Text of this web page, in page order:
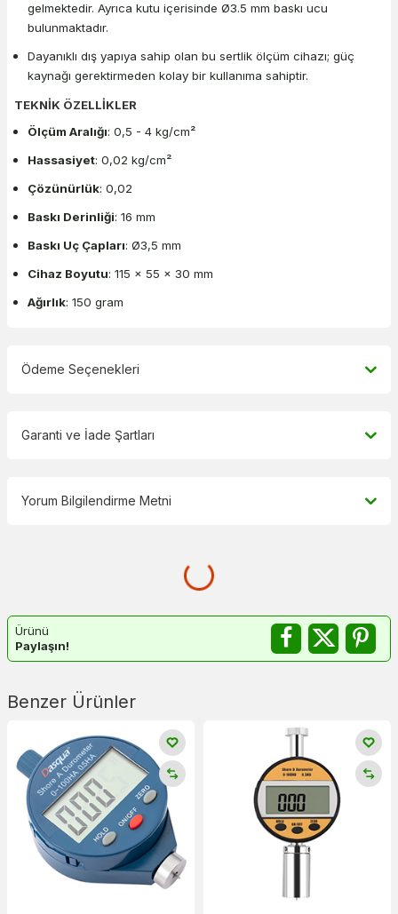
gelmektedir. Ayrıca kutu içerisinde Ø3.5 mm baskı ucu
bulunmaktadır.
Dayanıklı dış yapıya sahip olan bu sertlik ölçüm cihazı; güç
kaynağı gerektirmeden kolay bir kullanıma sahiptir.
TEKNİK ÖZELLİKLER
Ölçüm Aralığı: 0,5 - 4 kg/cm²
Hassasiyet: 0,02 kg/cm²
Çözünürlük: 0,02
Baskı Derinliği: 16 mm
Baskı Uç Çapları: Ø3,5 mm
Cihaz Boyutu: 115 x 55 x 30 mm
Ağırlık: 150 gram
Ödeme Seçenekleri
Garanti ve İade Şartları
Yorum Bilgilendirme Metni
Ürünü
Paylaşın!
Benzer Ürünler